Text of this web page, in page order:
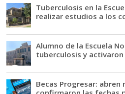
Tuberculosis en la
realizar estudios a los
Alumno de la Escuela
tuberculosis y
Becas Progresar: abren